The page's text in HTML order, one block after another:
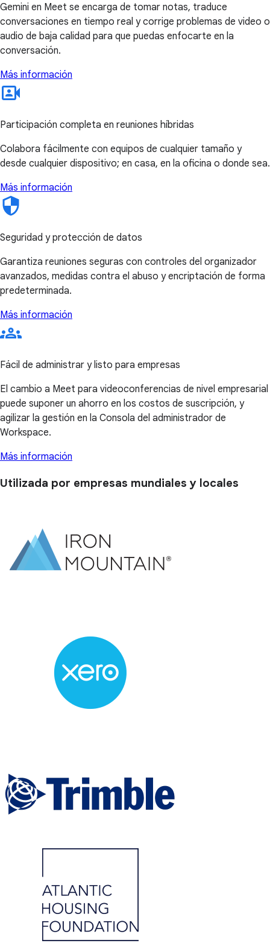
Gemini en Meet se encarga de tomar notas, traduce
conversaciones en tiempo real y corrige problemas de video o
audio de baja calidad para que puedas enfocarte en la
conversación.
Más información
Participación completa en reuniones híbridas
Colabora fácilmente con equipos de cualquier tamaño y
desde cualquier dispositivo; en casa, en la oficina o donde sea.
Más información
Seguridad y protección de datos
Garantiza reuniones seguras con controles del organizador
avanzados, medidas contra el abuso y encriptación de forma
predeterminada.
Más información
Fácil de administrar y listo para empresas
El cambio a Meet para videoconferencias de nivel empresarial
puede suponer un ahorro en los costos de suscripción, y
agilizar la gestión en la Consola del administrador de
Workspace.
Más información
Utilizada por empresas mundiales y locales